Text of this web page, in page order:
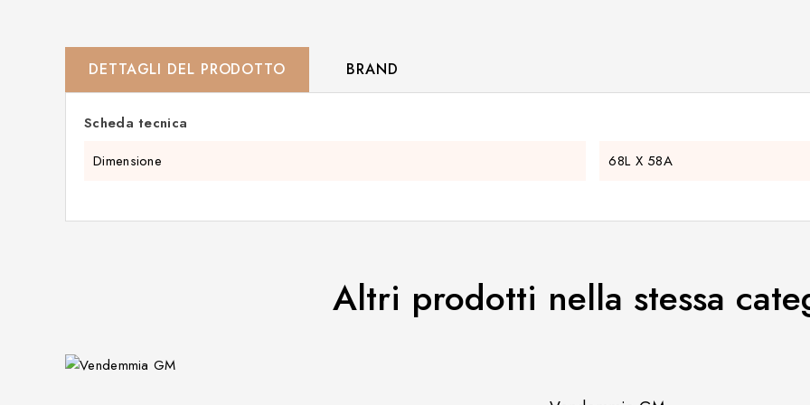
DETTAGLI DEL PRODOTTO BRAND
Scheda tecnica
Dimensione
68L X 58A
Altri prodotti nella stessa